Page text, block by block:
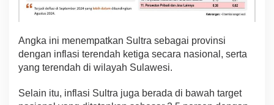
e
r
n
Angka ini menempatkan Sultra sebagai provinsi
dengan inflasi terendah ketiga secara nasional, serta
yang terendah di wilayah Sulawesi.
Selain itu, inflasi Sultra juga berada di bawah target